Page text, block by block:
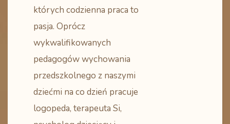
których codzienna praca to
pasja. Oprócz
wykwalifikowanych
pedagogów wychowania
przedszkolnego z naszymi
dziećmi na co dzień pracuje
logopeda, terapeuta Si,